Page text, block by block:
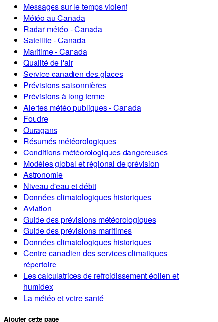
Messages sur le temps violent
Météo au Canada
Radar météo - Canada
Satellite - Canada
Maritime - Canada
Qualité de l'air
Service canadien des glaces
Prévisions saisonnières
Prévisions à long terme
Alertes météo publiques - Canada
Foudre
Ouragans
Résumés météorologiques
Conditions météorologiques dangereuses
Modèles global et régional de prévision
Astronomie
Niveau d'eau et débit
Données climatologiques historiques
Aviation
Guide des prévisions météorologiques
Guide des prévisions maritimes
Données climatologiques historiques
Centre canadien des services climatiques
répertoire
Les calculatrices de refroidissement éolien et
humidex
La météo et votre santé
Ajouter cette page